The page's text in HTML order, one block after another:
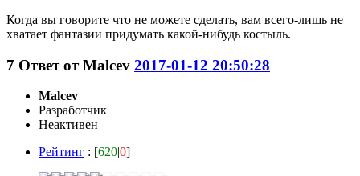
Когда вы говорите что не можете сделать, вам всего-лишь не
хватает фантазии придумать какой-нибудь костыль.
7 Ответ отMalcev 2017-01-12 20:50:28
Malcev
Разработчик
Неактивен
Рейтинг : [620|0]